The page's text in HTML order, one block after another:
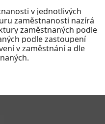
v jednotlivých
zaměstnanosti nazírá
zaměstnaných podle
podle zastoupení
vzaměstnání a dle